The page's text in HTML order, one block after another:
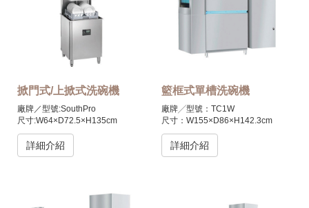
掀門式/上掀式洗碗機
廠牌／型號:SouthPro
尺寸:W64×D72.5×H135cm
材質:不銹鋼
電力:1PH 220V/ 3PH 380V
總消耗功率:5kw / 9.2kw
詳細介紹
籃框式單槽洗碗機
廠牌╱型號：TC1W
尺寸：W155×D86×H142.3cm
材質：不銹鋼
電力：3PH 220V/380V(三相五線
制)
詳細介紹